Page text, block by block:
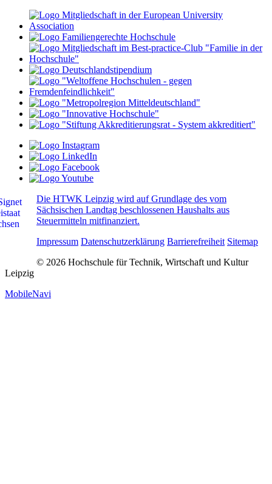
Die HTWK Leipzig wird auf Grundlage des vom
Sächsischen Landtag beschlossenen Haushalts aus
Steuermitteln mitfinanziert.
Impressum Datenschutzerklärung Barrierefreiheit Sitemap
© 2026 Hochschule für Technik, Wirtschaft und Kultur
Leipzig
MobileNavi